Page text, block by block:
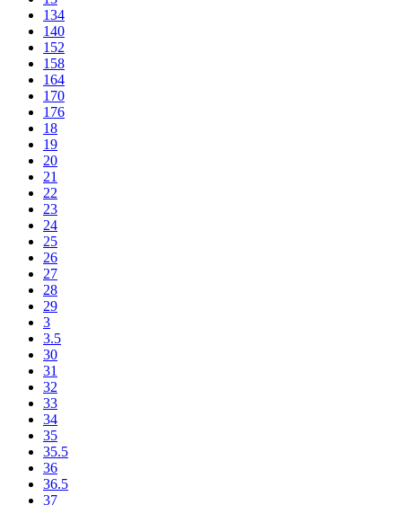
134
140
152
158
164
170
176
18
19
20
21
22
23
24
25
26
27
28
29
3
3.5
30
31
32
33
34
35
35.5
36
36.5
37